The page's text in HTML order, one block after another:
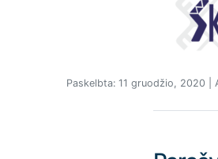
Paskelbta: 11 gruodžio, 2020 |